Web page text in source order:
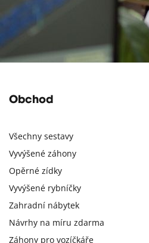
Obchod
Všechny sestavy
Vyvýšené záhony
Opěrné zídky
Vyvýšené rybníčky
Zahradní nábytek
Návrhy na míru zdarma
Záhony pro vozíčkáře